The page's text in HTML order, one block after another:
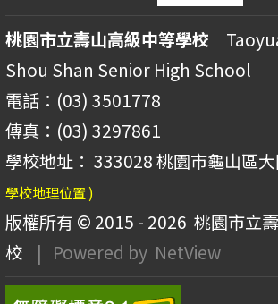
桃園市立壽山高級中等學校
Shou Shan Senior High School
電話：(03) 3501778
傳真：(03) 3297861
學校地址： 333028 桃園市龜山區
學校地理位置 )
版權所有 © 2015 - 2026 桃園市立
校
| Powered by NetView